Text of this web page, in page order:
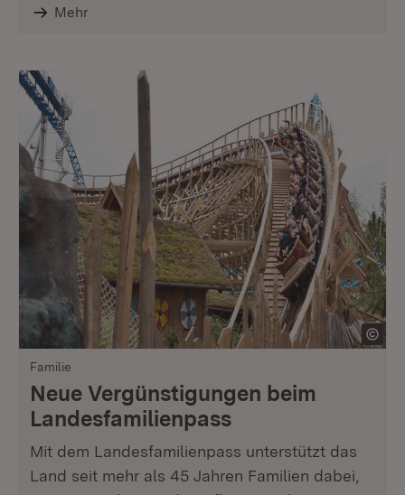
Mehr
Familie
Neue Vergünstigungen beim
Landesfamilienpass
Mit dem Landesfamilienpass unterstützt das
Land seit mehr als 45 Jahren Familien dabei,